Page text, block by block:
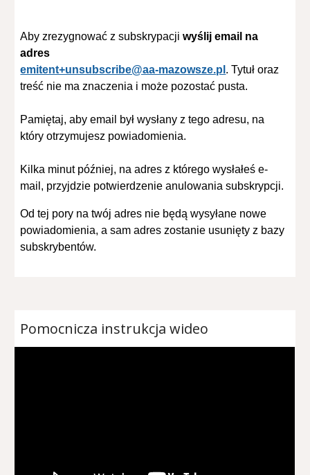
Aby zrezygnować z subskrypacjiwyślij email na
adres
emitent+unsubscribe@aa-mazowsze.pl . Tytuł oraz
treść nie ma znaczenia i może pozostać pusta.
Pamiętaj, aby email był wysłany z tego adresu, na
który otrzymujesz powiadomienia.
Kilka minut później, na adres z którego wysłałeś e-
mail, przyjdzie potwierdzenie anulowania subskrypcji.
Od tej pory na twój adres nie będą wysyłane nowe
powiadomienia, a sam adres zostanie usunięty z bazy
subskrybentów.
Pomocnicza instrukcja wideo